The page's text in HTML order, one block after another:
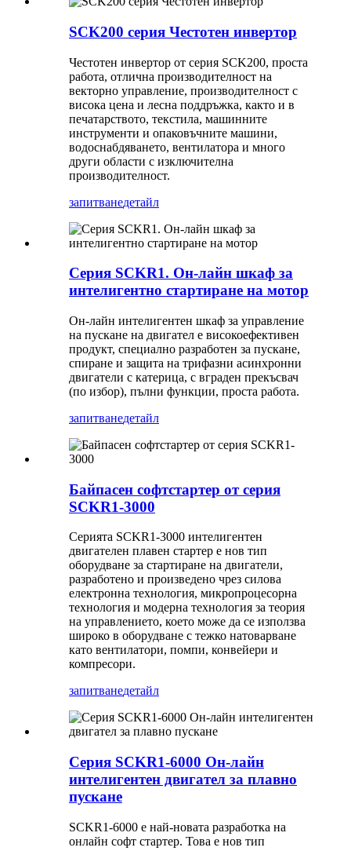
SCK200 серия Честотен инвертор
Честотен инвертор от серия SCK200, проста
работа, отлична производителност на
векторно управление, производителност с
висока цена и лесна поддръжка, както и в
печатарството, текстила, машинните
инструменти и опаковъчните машини,
водоснабдяването, вентилатора и много
други области с изключителна
производителност.
запитванедетайл
Серия SCKR1. Он-лайн шкаф за
интелигентно стартиране на мотор
Он-лайн интелигентен шкаф за управление
на пускане на двигател е високоефективен
продукт, специално разработен за пускане,
спиране и защита на трифазни асинхронни
двигатели с катерица, с вграден прекъсвач
(по избор), пълни функции, проста работа.
запитванедетайл
Байпасен софтстартер от серия
SCKR1-3000
Серията SCKR1-3000 интелигентен
двигателен плавен стартер е нов тип
оборудване за стартиране на двигатели,
разработено и произведено чрез силова
електронна технология, микропроцесорна
технология и модерна технология за теория
на управлението, което може да се използва
широко в оборудване с тежко натоварване
като вентилатори, помпи, конвейери и
компресори.
запитванедетайл
Серия SCKR1-6000 Он-лайн
интелигентен двигател за плавно
пускане
SCKR1-6000 е най-новата разработка на
онлайн софт стартер. Това е нов тип